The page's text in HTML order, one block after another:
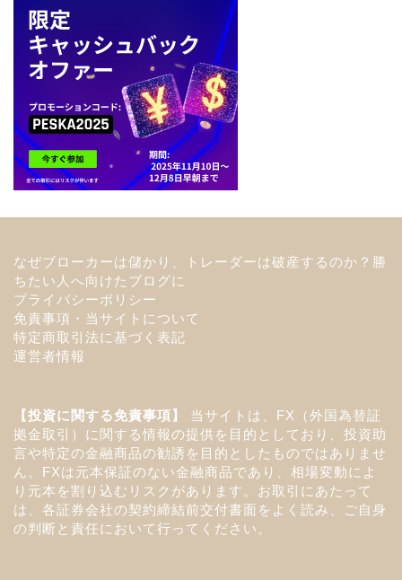
なぜブローカーは儲かり、トレーダーは破産するのか？勝
ちたい人へ向けたブログに
プライバシーポリシー
免責事項・当サイトについて
特定商取引法に基づく表記
運営者情報
【投資に関する免責事項】
当サイトは、FX（外国為替証
拠金取引）に関する情報の提供を目的としており、投資助
言や特定の金融商品の勧誘を目的としたものではありませ
ん。FXは元本保証のない金融商品であり、相場変動によ
り元本を割り込むリスクがあります。お取引にあたって
は、各証券会社の契約締結前交付書面をよく読み、ご自身
の判断と責任において行ってください。